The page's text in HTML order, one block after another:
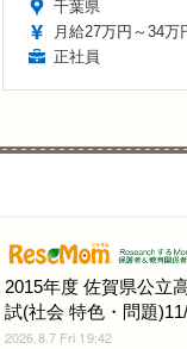
千葉県
月給27万円～34万
正社員
2015年度 佐賀県公立
試(社会 特色・問題
2026.8.7 Fri 19:42